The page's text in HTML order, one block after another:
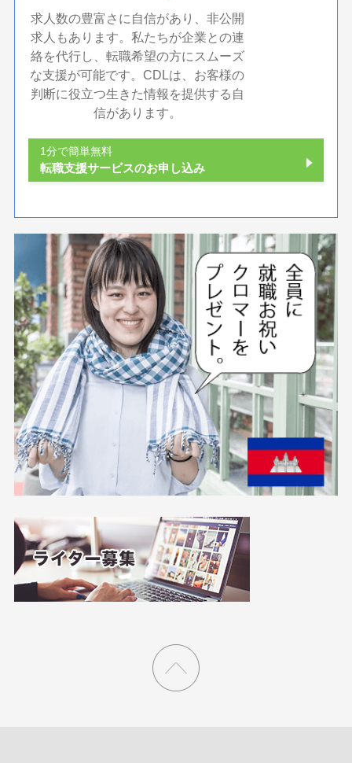
求人数の豊富さに自信があり、非公開
求人もあります。私たちが企業との連
絡を代行し、転職希望の方にスムーズ
な支援が可能です。CDLは、お客様の
判断に役立つ生きた情報を提供する自
信があります。
1分で簡単無料
転職支援サービスのお申し込み